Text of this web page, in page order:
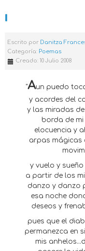
I
Escrito por Danitza
Categoría: Poemas
Creado: 10 Julio 2008
"Aun puedo
y acordes del
y las miradas
borda de mi
elocuencia y
arpas mágicas
y vuelo y
a partir de los
danzo y danzo
esa noche
deseos y
pues que el
permanezca en
mis